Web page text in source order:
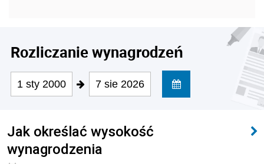
Rozliczanie wynagrodzeń
1 sty 2000 7 sie 2026
Jak określać wysokość
wynagrodzenia